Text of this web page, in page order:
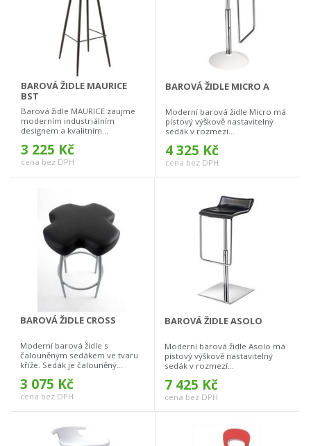
BAROVÁ ŽIDLE MAURICE
BST
Barová židle MAURICE zaujme
moderním industriálním
designem a kvalitním...
3 225 Kč
cena bez DPH
BAROVÁ ŽIDLE MICRO A
Moderní barová židle Micro má
pístový výškově nastavitelný
sedák v rozmezí...
4 325 Kč
cena bez DPH
BAROVÁ ŽIDLE CROSS
Moderní barová židle s
čalouněným sedákem ve tvaru
kříže. Sedák je čalouněný...
3 075 Kč
cena bez DPH
BAROVÁ ŽIDLE ASOLO
Moderní barová židle Asolo má
pístový výškově nastavitelný
sedák v rozmezí...
7 425 Kč
cena bez DPH